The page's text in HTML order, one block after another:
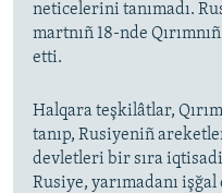
neticelerini tanımadı.
martnıñ 18-nde
etti.
Halqara teşkilâtlar,
tanıp, Rusiyeniñ
devletleri bir sıra
Rusiye, yarımadanı